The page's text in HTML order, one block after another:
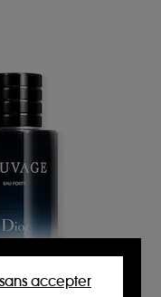
accepter